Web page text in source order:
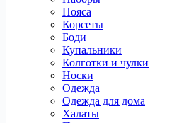
Пояса
Корсеты
Боди
Купальники
Колготки и чулки
Носки
Одежда
Одежда для дома
Халаты